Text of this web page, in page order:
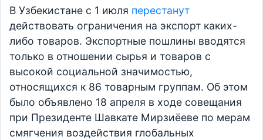
В Узбекистане с 1 июля перестанут
действовать ограничения на экспорт каких-
либо товаров. Экспортные пошлины вводятся
только в отношении сырья и товаров с
высокой социальной значимостью,
относящихся к 86 товарным группам. Об этом
было объявлено 18 апреля в ходе совещания
при Президенте Шавкате Мирзиёеве по мерам
смягчения воздействия глобальных